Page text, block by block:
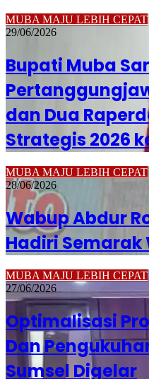
MUBA MAJU LEBIH CEPAT
29/06/2026
Bupati Muba
dan Dua
Strategis 2026
MUBA MAJU LEBIH CEPAT
28/06/2026
Wabup Abdur
Hadiri Semarak
MUBA MAJU LEBIH CEPAT
27/06/2026
Optimalisasi
Dan
Sumsel Digelar